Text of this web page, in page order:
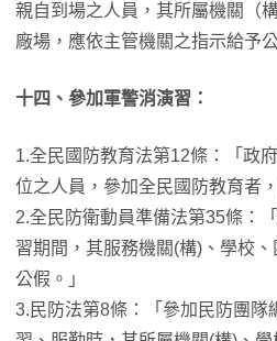
親自到場之人員，其所屬機關（
廠場，應依主管機關之指示給予公
十四、參加軍警消演習：
1.全民國防教育法第12條：「政
位之人員，參加全民國防教育者
2.全民防衛動員準備法第35條：
習期間，其服務機關(構)、學校
公假。」
3.民防法第8條：「參加民防團隊